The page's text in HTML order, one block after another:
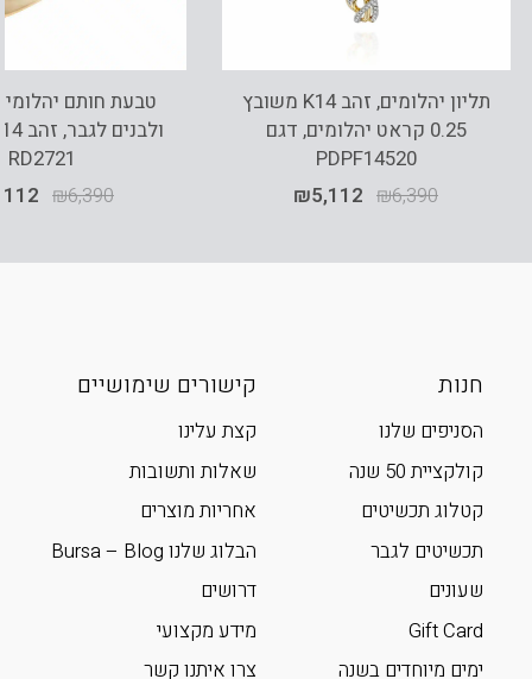
תליון יהלומים, זהב K14 משובץ
0.25 קראט יהלומים, דגם
PDPF14520
₪6,390
₪5,112
טבעת חותם
RD2721
₪6,390
חנות
הסניפים שלנו
קולקציית 50 שנה
קטלוג תכשיטים
תכשיטים לגבר
שעונים
Gift Card
ימים מיוחדים בשנה
קישורים שימושיים
קצת עלינו
שאלות ותשובות
אחריות מוצרים
הבלוג שלנו Bursa – Blog
דרושים
מידע מקצועי
צרו איתנו קשר